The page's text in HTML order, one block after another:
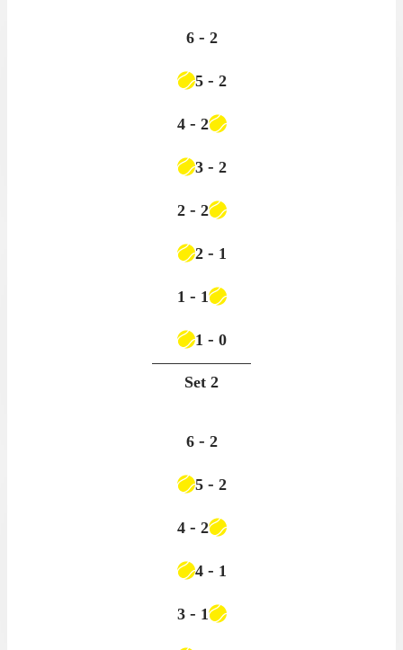
6 - 2
5 - 2
4 - 2
3 - 2
2 - 2
2 - 1
1 - 1
1 - 0
Set 2
6 - 2
5 - 2
4 - 2
4 - 1
3 - 1